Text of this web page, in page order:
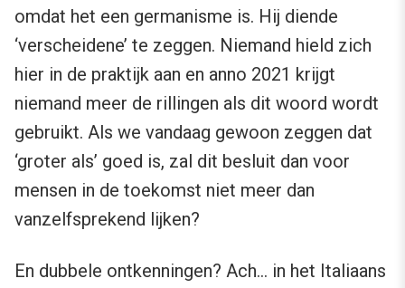
omdat het een germanisme is. Hij diende
‘verscheidene’ te zeggen. Niemand hield zich
hier in de praktijk aan en anno 2021 krijgt
niemand meer de rillingen als dit woord wordt
gebruikt. Als we vandaag gewoon zeggen dat
‘groter als’ goed is, zal dit besluit dan voor
mensen in de toekomst niet meer dan
vanzelfsprekend lijken?
En dubbele ontkenningen? Ach… in het Italiaans